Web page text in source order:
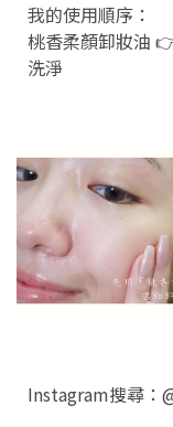
我的使用順序：
桃香柔顏卸妝油
洗淨
Instagram搜尋